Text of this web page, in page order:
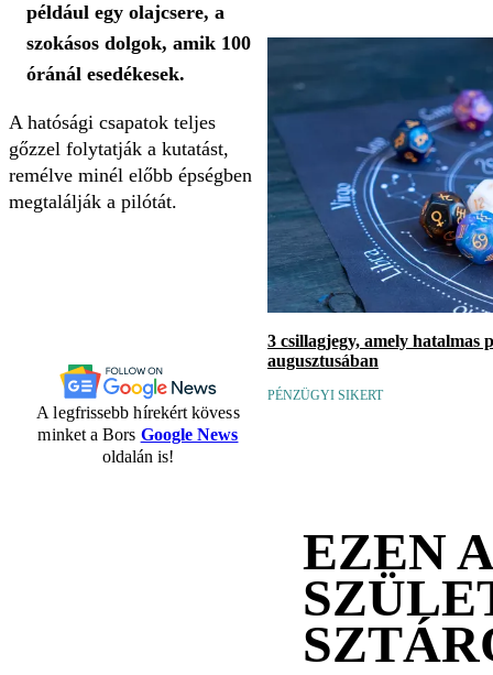
például egy olajcsere, a
szokásos dolgok, amik 100
óránál esedékesek.
A hatósági csapatok teljes
gőzzel folytatják a kutatást,
remélve minél előbb épségben
megtalálják a pilótát.
A legfrissebb hírekért kövess
minket a Bors Google News
oldalán is!
3 csillagjegy, amely hatalmas
augusztusában
PÉNZÜGYI SIKERT
EZEN